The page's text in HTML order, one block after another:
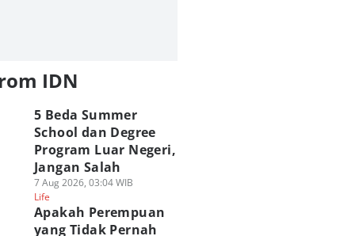
IDN
5 Beda Summer
School dan Degree
Program Luar Negeri,
Jangan Salah
7 Aug 2026, 03:04 WIB
Life
Apakah Perempuan
yang Tidak Pernah